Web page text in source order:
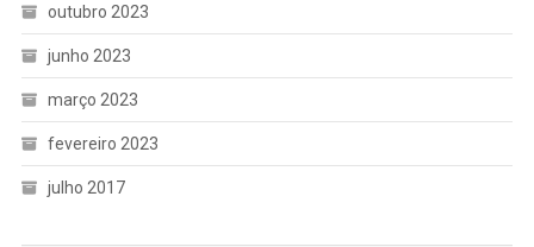
outubro 2023
junho 2023
março 2023
fevereiro 2023
julho 2017